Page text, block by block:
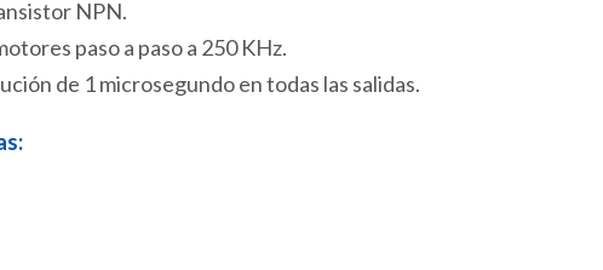
NPN.
paso a paso a 250 KHz.
de 1 microsegundo en todas las salidas.